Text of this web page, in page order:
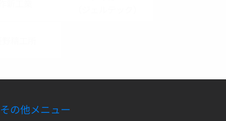
その他メニュー